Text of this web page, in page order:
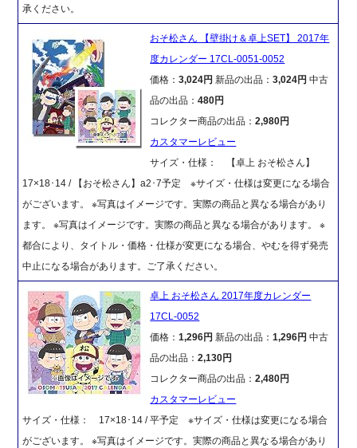
承ください。
おそ松さん 【壁掛け＆卓上SET】 2017年
度カレンダー 17CL-0051-0052
価格：3,024円新品の出品：3,024円 中古
品の出品：480円
コレクター商品の出品：2,980円
カスタマーレビュー
サイズ・仕様： 【卓上 おそ松さん】
17×18･14 / 【おそ松さん】a2･7予定 ※サイズ・仕様は変更になる場合
がございます。 ※写真はイメージです。実際の商品と異なる場合があり
ます。 ※写真はイメージです。実際の商品と異なる場合があります。 ※
都合により、タイトル・価格・仕様が変更になる場合、やむを得ず発売
中止になる場合があります。ご了承ください。
卓上 おそ松さん 2017年度カレンダー
17CL-0052
価格：1,296円新品の出品：1,296円 中古
品の出品：2,130円
コレクター商品の出品：2,480円
カスタマーレビュー
サイズ・仕様： 17×18･14 / 平予定 ※サイズ・仕様は変更になる場合
がございます。 ※写真はイメージです。実際の商品と異なる場合があり